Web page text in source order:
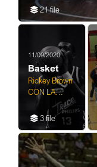
21 file
11/09/2020
Basket
Rickey Brown
CON LA
MAGLIA
DELLA
TRACER
MILANO
NELL'ANNO
1987-1988
3 file